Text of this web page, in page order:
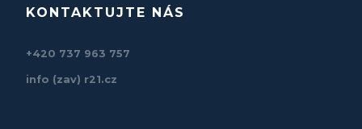
KONTAKTUJTE NÁS
+420 737 963 757
info (zav) r21.cz